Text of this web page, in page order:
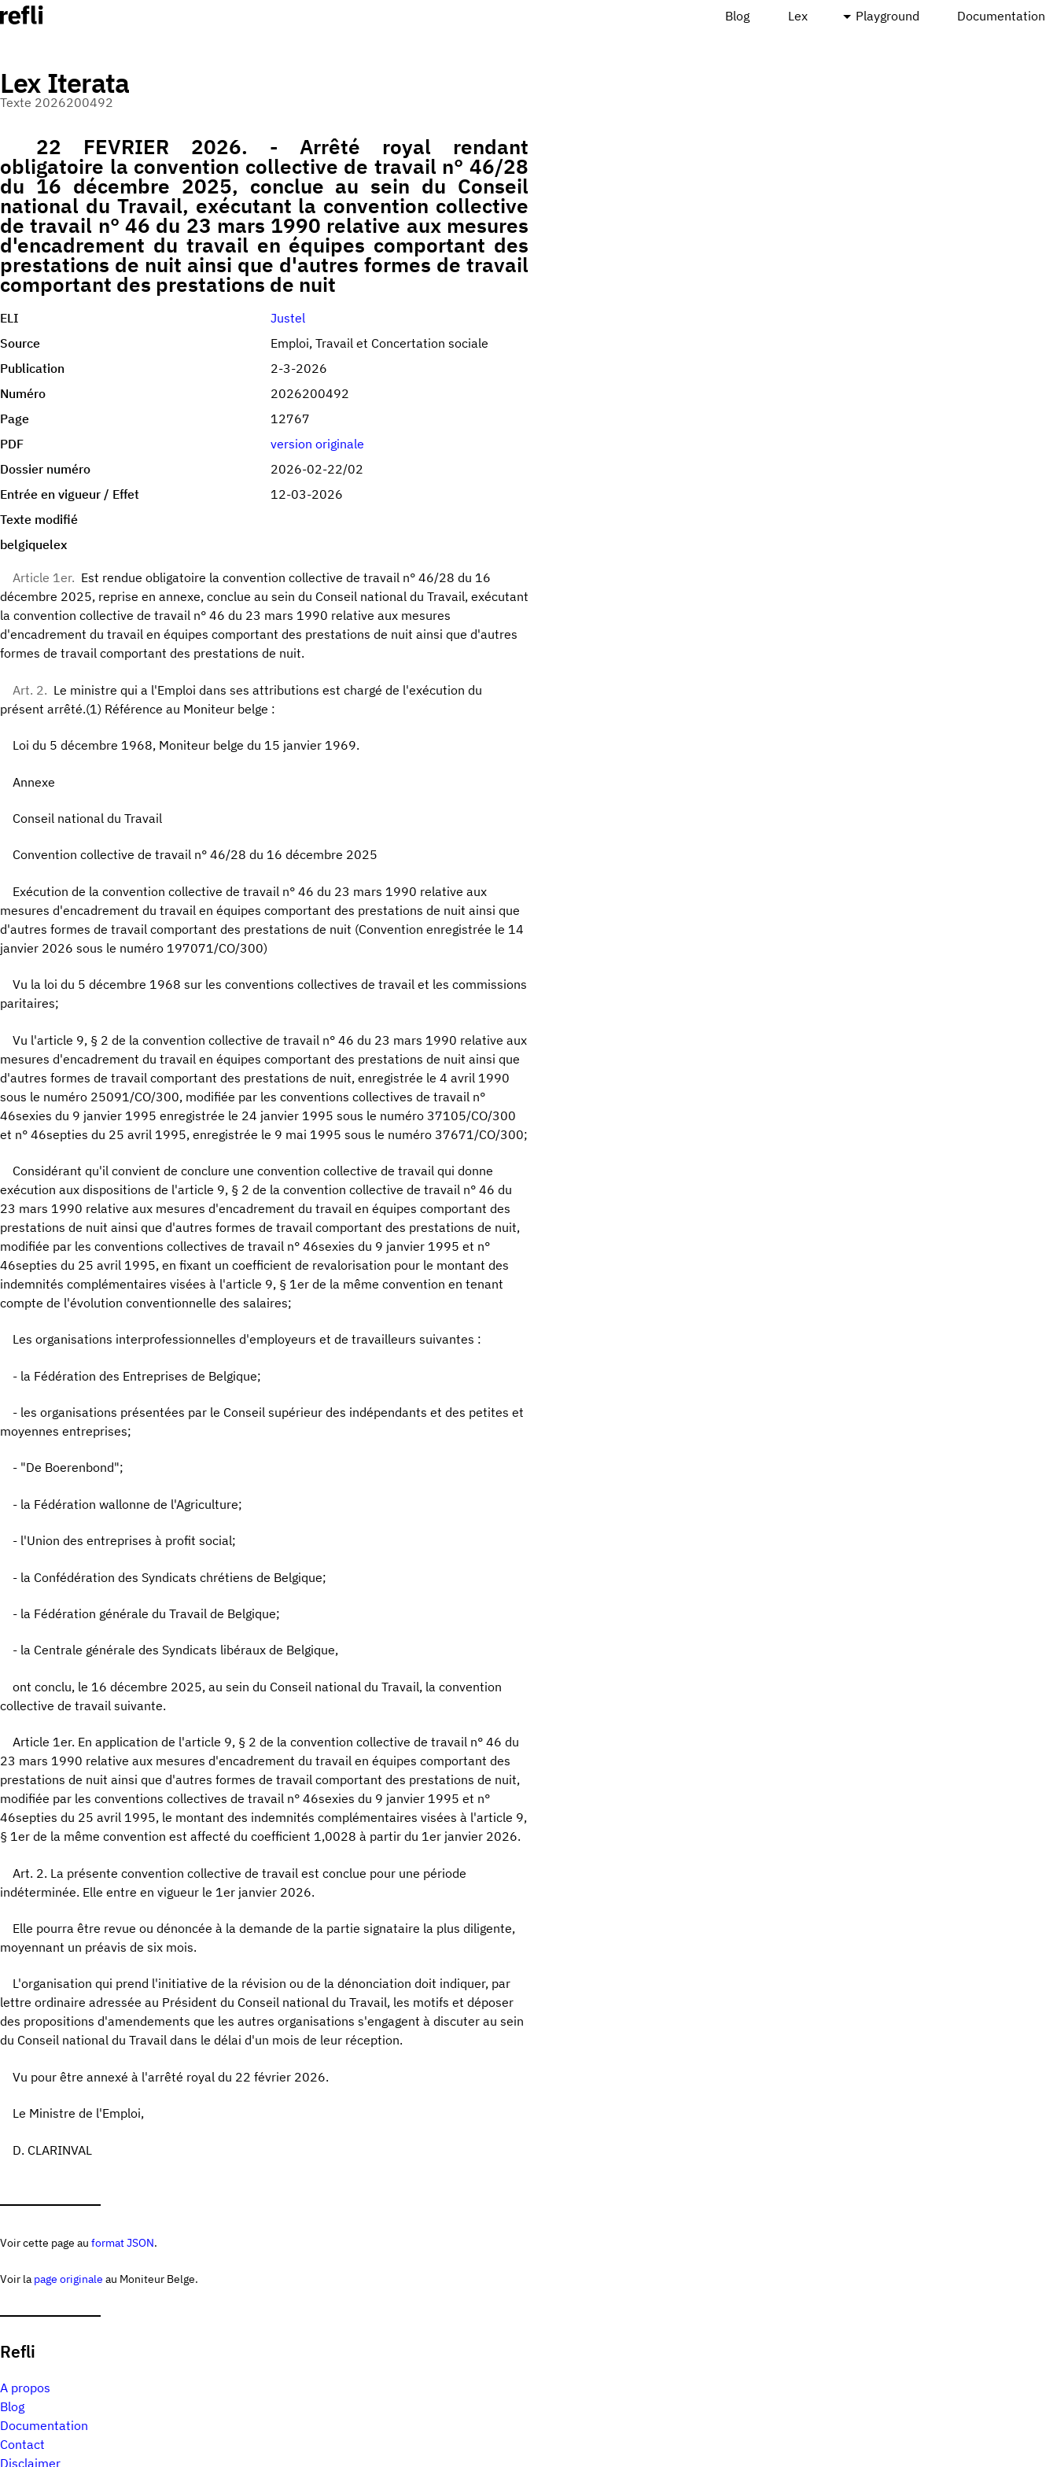
Blog Lex Playground Documentation
Lex Iterata
Texte 2026200492
22 FEVRIER 2026. - Arrêté royal rendant
obligatoire la convention collective de travail n° 46/28
du 16 décembre 2025, conclue au sein du Conseil
national du Travail, exécutant la convention collective
de travail n° 46 du 23 mars 1990 relative aux mesures
d'encadrement du travail en équipes comportant des
prestations de nuit ainsi que d'autres formes de travail
comportant des prestations de nuit
ELI
Justel
Source
Emploi, Travail et Concertation sociale
Publication
2-3-2026
Numéro
2026200492
Page
12767
PDF
version originale
Dossier numéro
2026-02-22/02
Entrée en vigueur / Effet
12-03-2026
Texte modifié
belgiquelex
Article 1er. Est rendue obligatoire la convention collective de travail n° 46/28 du 16
décembre 2025, reprise en annexe, conclue au sein du Conseil national du Travail, exécutant
la convention collective de travail n° 46 du 23 mars 1990 relative aux mesures
d'encadrement du travail en équipes comportant des prestations de nuit ainsi que d'autres
formes de travail comportant des prestations de nuit.
Art. 2. Le ministre qui a l'Emploi dans ses attributions est chargé de l'exécution du
présent arrêté.(1) Référence au Moniteur belge :
Loi du 5 décembre 1968, Moniteur belge du 15 janvier 1969.
Annexe
Conseil national du Travail
Convention collective de travail n° 46/28 du 16 décembre 2025
Exécution de la convention collective de travail n° 46 du 23 mars 1990 relative aux
mesures d'encadrement du travail en équipes comportant des prestations de nuit ainsi que
d'autres formes de travail comportant des prestations de nuit (Convention enregistrée le 14
janvier 2026 sous le numéro 197071/CO/300)
Vu la loi du 5 décembre 1968 sur les conventions collectives de travail et les commissions
paritaires;
Vu l'article 9, § 2 de la convention collective de travail n° 46 du 23 mars 1990 relative aux
mesures d'encadrement du travail en équipes comportant des prestations de nuit ainsi que
d'autres formes de travail comportant des prestations de nuit, enregistrée le 4 avril 1990
sous le numéro 25091/CO/300, modifiée par les conventions collectives de travail n°
46sexies du 9 janvier 1995 enregistrée le 24 janvier 1995 sous le numéro 37105/CO/300
et n° 46septies du 25 avril 1995, enregistrée le 9 mai 1995 sous le numéro 37671/CO/300;
Considérant qu'il convient de conclure une convention collective de travail qui donne
exécution aux dispositions de l'article 9, § 2 de la convention collective de travail n° 46 du
23 mars 1990 relative aux mesures d'encadrement du travail en équipes comportant des
prestations de nuit ainsi que d'autres formes de travail comportant des prestations de nuit,
modifiée par les conventions collectives de travail n° 46sexies du 9 janvier 1995 et n°
46septies du 25 avril 1995, en fixant un coefficient de revalorisation pour le montant des
indemnités complémentaires visées à l'article 9, § 1er de la même convention en tenant
compte de l'évolution conventionnelle des salaires;
Les organisations interprofessionnelles d'employeurs et de travailleurs suivantes :
- la Fédération des Entreprises de Belgique;
- les organisations présentées par le Conseil supérieur des indépendants et des petites et
moyennes entreprises;
- "De Boerenbond";
- la Fédération wallonne de l'Agriculture;
- l'Union des entreprises à profit social;
- la Confédération des Syndicats chrétiens de Belgique;
- la Fédération générale du Travail de Belgique;
- la Centrale générale des Syndicats libéraux de Belgique,
ont conclu, le 16 décembre 2025, au sein du Conseil national du Travail, la convention
collective de travail suivante.
Article 1er. En application de l'article 9, § 2 de la convention collective de travail n° 46 du
23 mars 1990 relative aux mesures d'encadrement du travail en équipes comportant des
prestations de nuit ainsi que d'autres formes de travail comportant des prestations de nuit,
modifiée par les conventions collectives de travail n° 46sexies du 9 janvier 1995 et n°
46septies du 25 avril 1995, le montant des indemnités complémentaires visées à l'article 9,
§ 1er de la même convention est affecté du coefficient 1,0028 à partir du 1er janvier 2026.
Art. 2. La présente convention collective de travail est conclue pour une période
indéterminée. Elle entre en vigueur le 1er janvier 2026.
Elle pourra être revue ou dénoncée à la demande de la partie signataire la plus diligente,
moyennant un préavis de six mois.
L'organisation qui prend l'initiative de la révision ou de la dénonciation doit indiquer, par
lettre ordinaire adressée au Président du Conseil national du Travail, les motifs et déposer
des propositions d'amendements que les autres organisations s'engagent à discuter au sein
du Conseil national du Travail dans le délai d'un mois de leur réception.
Vu pour être annexé à l'arrêté royal du 22 février 2026.
Le Ministre de l'Emploi,
D. CLARINVAL
Voir cette page au format JSON.
Voir la page originale au Moniteur Belge.
Refli
A propos
Blog
Documentation
Contact
Disclaimer